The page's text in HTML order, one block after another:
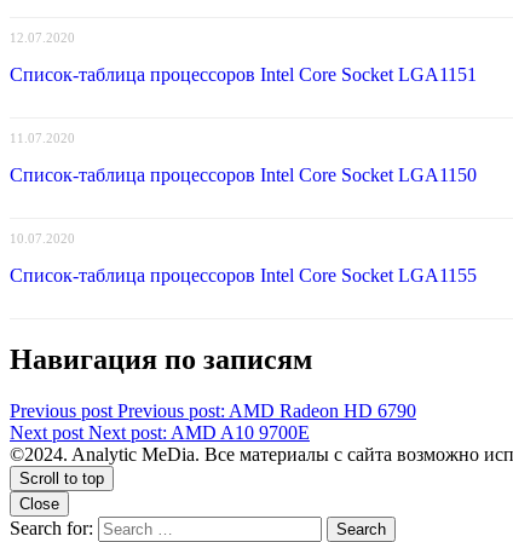
12.07.2020
Список-таблица процессоров Intel Core Socket LGA1151
11.07.2020
Список-таблица процессоров Intel Core Socket LGA1150
10.07.2020
Список-таблица процессоров Intel Core Socket LGA1155
Навигация по записям
Previous post Previous post: AMD Radeon HD 6790
Next post Next post: AMD A10 9700E
©2024. Analytic MeDia. Все материалы с сайта возможно
Scroll to top
Close
Search for: Search